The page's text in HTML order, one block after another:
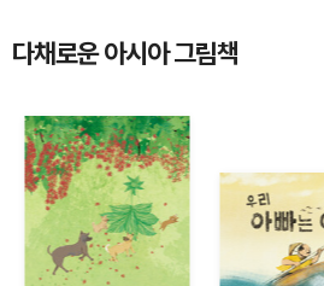
다채로운 아시아 그림책